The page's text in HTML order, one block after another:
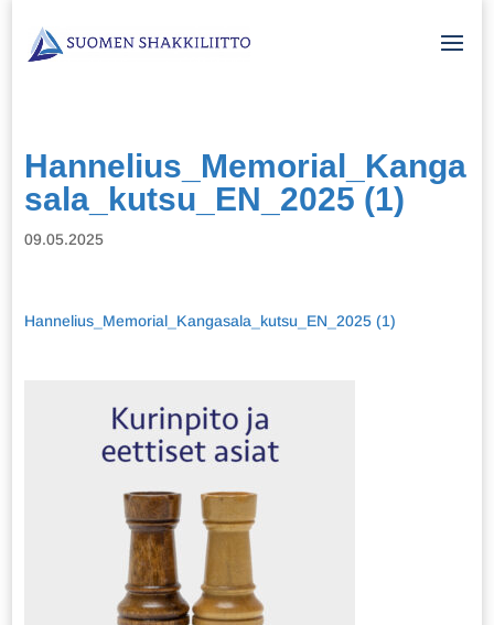
Hannelius_Memorial_Kanga
sala_kutsu_EN_2025 (1)
09.05.2025
Hannelius_Memorial_Kangasala_kutsu_EN_2025 (1)